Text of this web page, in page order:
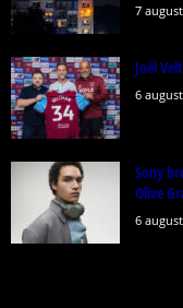
7
Joël
6
Sony
Olive
6